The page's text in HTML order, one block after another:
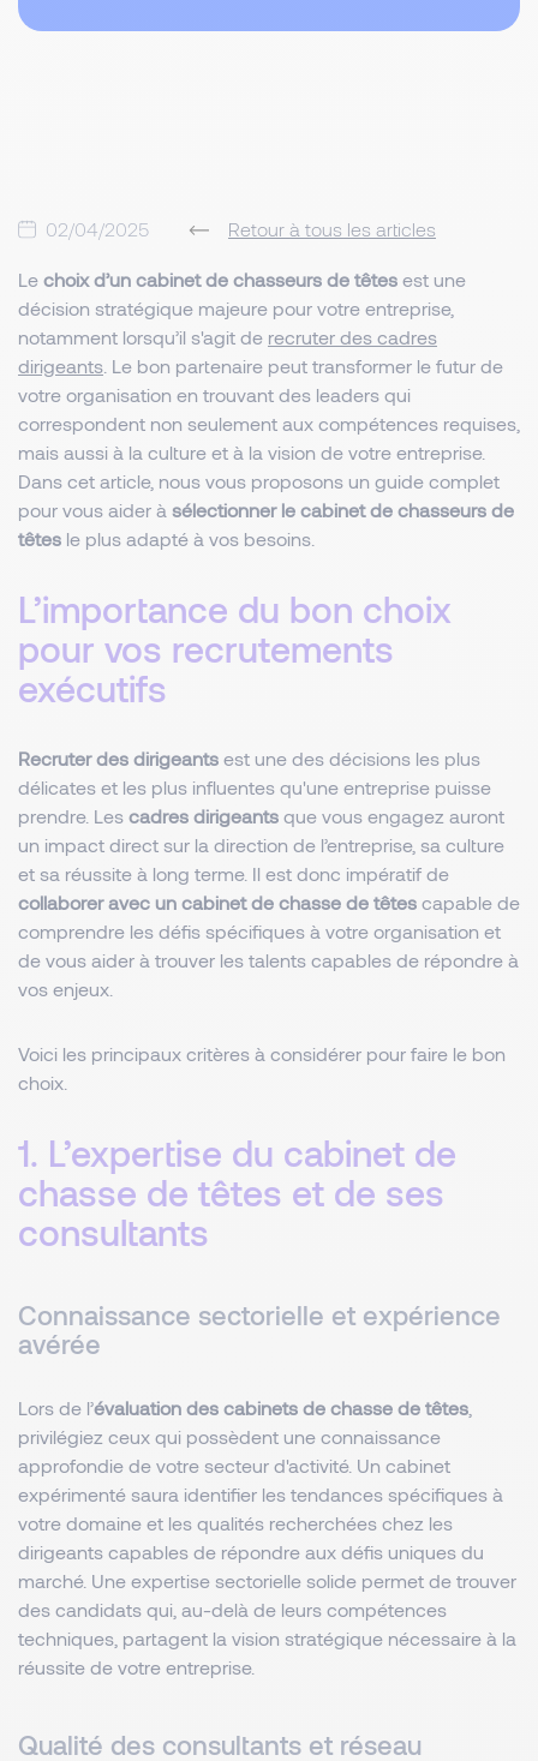
02/04/2025 Retour à tous les articles
Le choix d’un cabinet de chasseurs de têtes est une
décision stratégique majeure pour votre entreprise,
notamment lorsqu’il s'agit de recruter des cadres
dirigeants . Le bon partenaire peut transformer le futur de
votre organisation en trouvant des leaders qui
correspondent non seulement aux compétences requises,
mais aussi à la culture et à la vision de votre entreprise.
Dans cet article, nous vous proposons un guide complet
pour vous aider à sélectionner le cabinet de chasseurs de
têtes le plus adapté à vos besoins.
L’importance du bon choix
pour vos recrutements
exécutifs
Recruter des dirigeants est une des décisions les plus
délicates et les plus influentes qu'une entreprise puisse
prendre. Les cadres dirigeants que vous engagez auront
un impact direct sur la direction de l’entreprise, sa culture
et sa réussite à long terme. Il est donc impératif de
collaborer avec un cabinet de chasse de têtes capable de
comprendre les défis spécifiques à votre organisation et
de vous aider à trouver les talents capables de répondre à
vos enjeux.
Voici les principaux critères à considérer pour faire le bon
choix.
1. L’expertise du cabinet de
chasse de têtes et de ses
consultants
Connaissance sectorielle et expérience
avérée
Lors de l’évaluation des cabinets de chasse de têtes
privilégiez ceux qui possèdent une connaissance
approfondie de votre secteur d'activité. Un cabinet
expérimenté saura identifier les tendances spécifiques à
votre domaine et les qualités recherchées chez les
dirigeants capables de répondre aux défis uniques du
marché. Une expertise sectorielle solide permet de trouver
des candidats qui, au-delà de leurs compétences
techniques, partagent la vision stratégique nécessaire à la
réussite de votre entreprise.
Qualité des consultants et réseau